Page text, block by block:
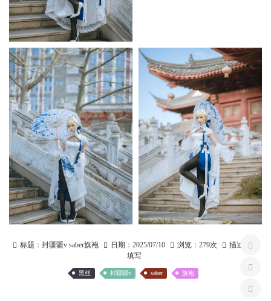
标题： 封疆疆v saber旗袍 日期： 2025/07/10 浏览： 279次 描述：未
填写
黑丝 封疆疆v saber 旗袍